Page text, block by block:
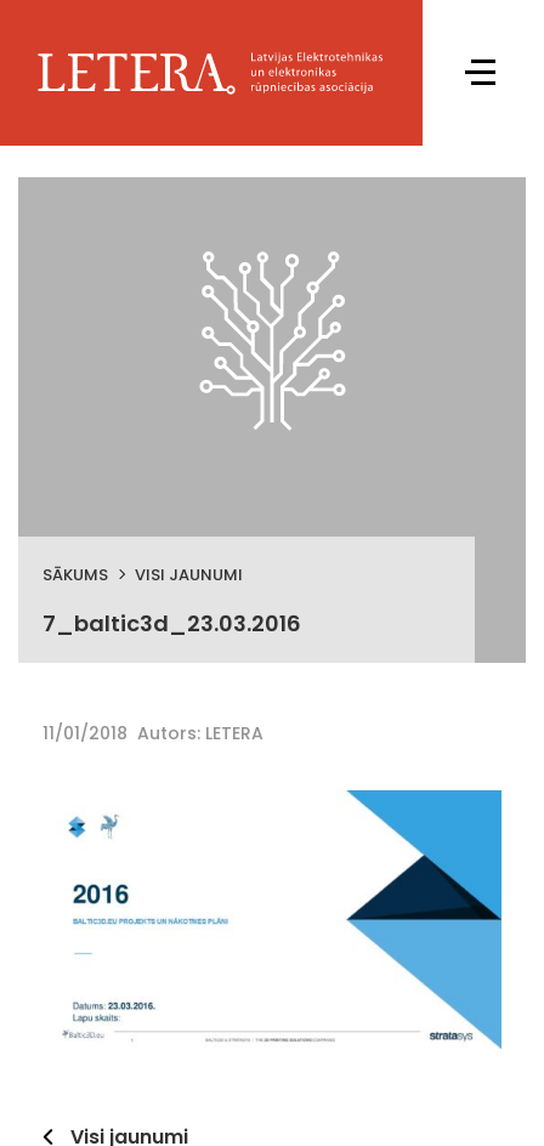
SĀKUMS VISI JAUNUMI
7_baltic3d_23.03.2016
11/01/2018 Autors: LETERA
Visi jaunumi